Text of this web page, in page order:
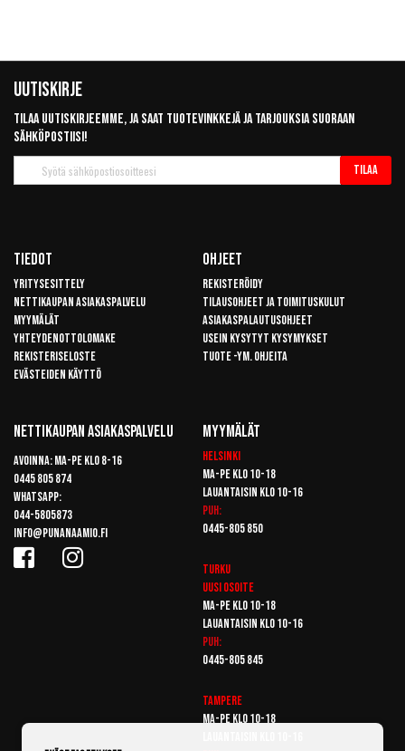
Uutiskirje
Tilaa uutiskirjeemme, ja saat tuotevinkkejä ja tarjouksia suoraan
sähköpostiisi!
uutiskirje
Tilaa
Tiedot
Yritysesittely
Nettikaupan asiakaspalvelu
Myymälät
Yhteydenottolomake
Rekisteriseloste
Evästeiden käyttö
Ohjeet
Rekisteröidy
Tilausohjeet ja toimituskulut
Asiakaspalautusohjeet
Usein kysytyt kysymykset
Tuote -ym. ohjeita
Nettikaupan Asiakaspalvelu
Avoinna: Ma-pe klo 8-16
0445 805 874
Whatsapp:
044-5805873
info@punanaamio.fi
Myymälät
Helsinki
Ma-pe klo 10-18
Lauantaisin klo 10-16
Puh:
0445-805 850
Turku
Uusi osoite
Ma-pe klo 10-18
Lauantaisin klo 10-16
Puh:
0445-805 845
Tampere
Ma-pe klo 10-18